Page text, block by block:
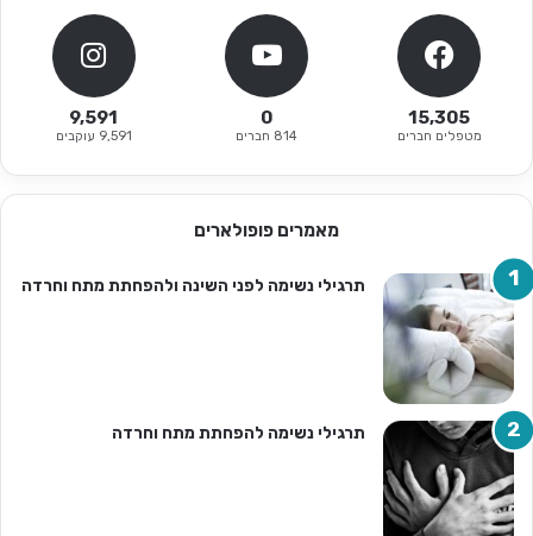
15,305
מטפלים חברים
0
814 חברים
9,591
9,591 עוקבים
מאמרים פופולארים
תרגילי נשימה לפני השינה ולהפחתת מתח וחרדה
תרגילי נשימה להפחתת מתח וחרדה